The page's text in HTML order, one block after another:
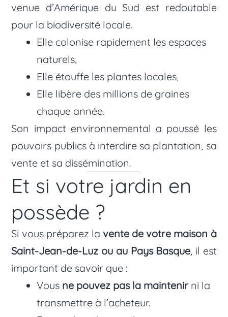
venue d’Amérique du Sud est redoutable
pour la biodiversité locale.
Elle colonise rapidement les espaces
naturels,
Elle étouffe les plantes locales,
Elle libère des millions de graines
chaque année.
Son impact environnemental a poussé les
pouvoirs publics à interdire sa plantation, sa
vente et sa dissémination.
Et si votre jardin en
possède ?
Si vous préparez la vente de votre maison à
Saint-Jean-de-Luz ou au Pays Basque, il est
important de savoir que :
Vous ne pouvez pas la maintenirni la
transmettre à l’acheteur.